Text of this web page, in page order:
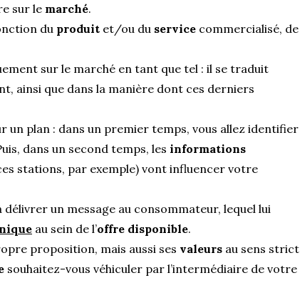
sur le marché.
du produit et/ou du service commercialisé, de
sur le marché en tant que tel : il se traduit
ainsi que dans la manière dont ces derniers
un plan : dans un premier temps, vous allez identifier
dans un second temps, les informations
stations, par exemple) vont influencer votre
délivrer un message au consommateur, lequel lui
au sein de l’offre disponible.
proposition, mais aussi ses valeurs au sens strict
souhaitez-vous véhiculer par l’intermédiaire de votre